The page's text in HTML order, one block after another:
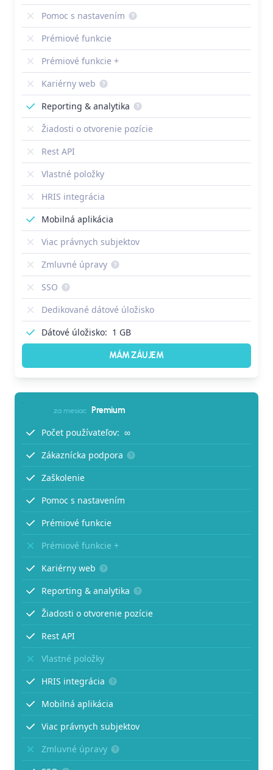
Pomoc s nastavením
Prémiové funkcie
Prémiové funkcie +
Kariérny web
Reporting & analytika
Žiadosti o otvorenie pozície
Rest API
Vlastné položky
HRIS integrácia
Mobilná aplikácia
Viac právnych subjektov
Zmluvné úpravy
SSO
Dedikované dátové úložisko
Dátové úložisko: 1 GB
MÁM ZÁUJEM
za mesiac Premium
Počet používateľov: ∞
Zákaznícka podpora
Zaškolenie
Pomoc s nastavením
Prémiové funkcie
Prémiové funkcie +
Kariérny web
Reporting & analytika
Žiadosti o otvorenie pozície
Rest API
Vlastné položky
HRIS integrácia
Mobilná aplikácia
Viac právnych subjektov
Zmluvné úpravy